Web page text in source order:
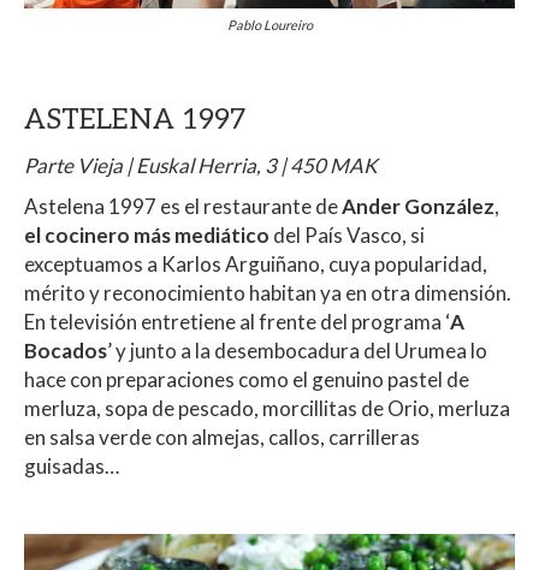
Pablo Loureiro
ASTELENA 1997
Parte Vieja | Euskal Herria, 3 | 450 MAK
Astelena 1997 es el restaurante deAnder González,
el cocinero más mediático del País Vasco, si
exceptuamos a Karlos Arguiñano, cuya popularidad,
mérito y reconocimiento habitan ya en otra dimensión.
En televisión entretiene al frente del programa ‘A
Bocados’ y junto a la desembocadura del Urumea lo
hace con preparaciones como el genuino pastel de
merluza, sopa de pescado, morcillitas de Orio, merluza
en salsa verde con almejas, callos, carrilleras
guisadas…